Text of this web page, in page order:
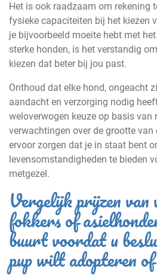
Het is ook raadzaam om rekening
fysieke capaciteiten bij het kiezen
je bijvoorbeeld moeite hebt met
sterke honden, is het verstandig
kiezen dat beter bij jou past.
Onthoud dat elke hond, ongeacht
aandacht en verzorging nodig
weloverwogen keuze op basis van
verwachtingen over de grootte
ervoor zorgen dat je in staat bent
levensomstandigheden te bieden
metgezel.
Vergelijk prijzen van
fokkers of
buurt voordat u
pup wilt adopteren